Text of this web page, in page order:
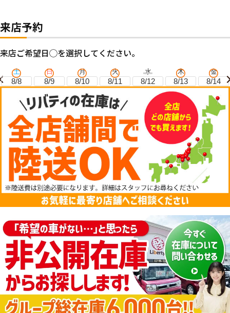
来店予約
来店ご希望日◯を選択してください。
土
8/8
日
8/9
月
8/10
火
8/11
水
8/12
木
8/13
金
8/14